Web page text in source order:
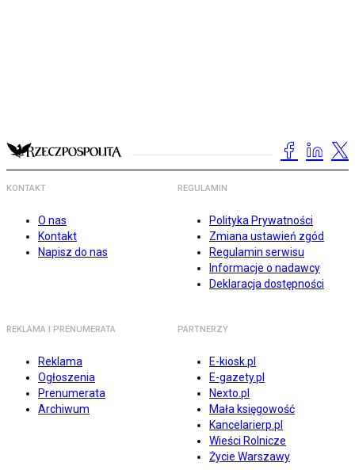
KONTAKT
O nas
Kontakt
Napisz do nas
REGULAMIN
Polityka Prywatności
Zmiana ustawień zgód
Regulamin serwisu
Informacje o nadawcy
Deklaracja dostępności
REKLAMA I PRENUMERATA
Reklama
Ogłoszenia
Prenumerata
Archiwum
PARTNERZY
E-kiosk.pl
E-gazety.pl
Nexto.pl
Mała księgowość
Kancelarierp.pl
Wieści Rolnicze
Życie Warszawy